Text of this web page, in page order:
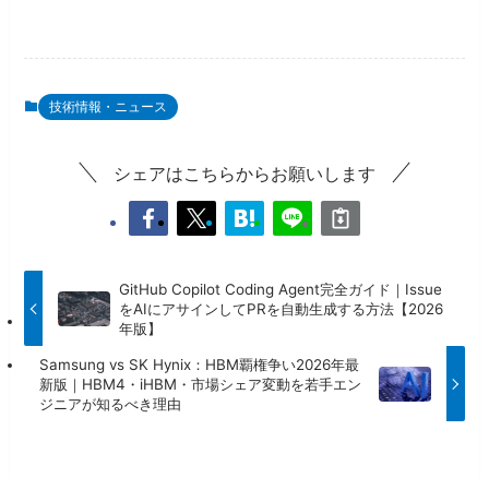
技術情報・ニュース
シェアはこちらからお願いします
GitHub Copilot Coding Agent完全ガイド｜Issue
をAIにアサインしてPRを自動生成する方法【2026
年版】
Samsung vs SK Hynix：HBM覇権争い2026年最
新版｜HBM4・iHBM・市場シェア変動を若手エン
ジニアが知るべき理由